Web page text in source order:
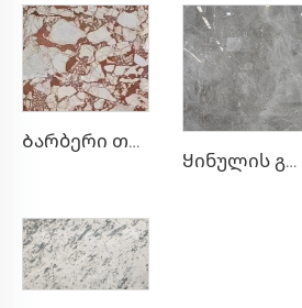
Ბარბერი თეთრი ნატურალური ქვის მარმარილო უწესრიგო წითელ-ყვითელი ნახატით
Ყინულის გრეი ნატურალური ქვის მარმარილო უწესრიგო თეთრი cracked შეფერილობით